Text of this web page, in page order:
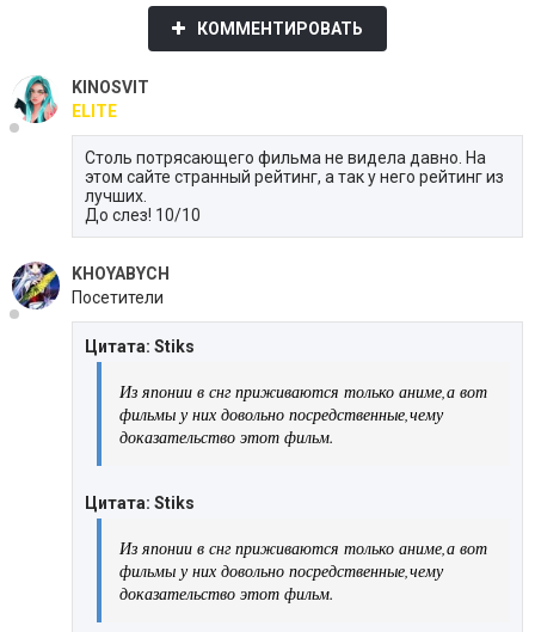
КОММЕНТИРОВАТЬ
KINOSVIT
ELITE
Столь потрясающего фильма не видела давно. На
этом сайте странный рейтинг, а так у него рейтинг из
лучших.
До слез! 10/10
KHOYABYCH
Посетители
Цитата: Stiks
Из японии в снг приживаются только аниме,а вот
фильмы у них довольно посредственные,чему
доказательство этот фильм.
Цитата: Stiks
Из японии в снг приживаются только аниме,а вот
фильмы у них довольно посредственные,чему
доказательство этот фильм.